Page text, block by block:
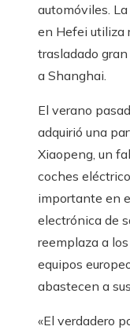
automóviles.
en Hefei utiliza
trasladado
a Shanghai.
El verano
adquirió una
Xiaopeng, un
coches
importante en
electrónica de
reemplaza a
equipos
abastecen a
«El verdadero